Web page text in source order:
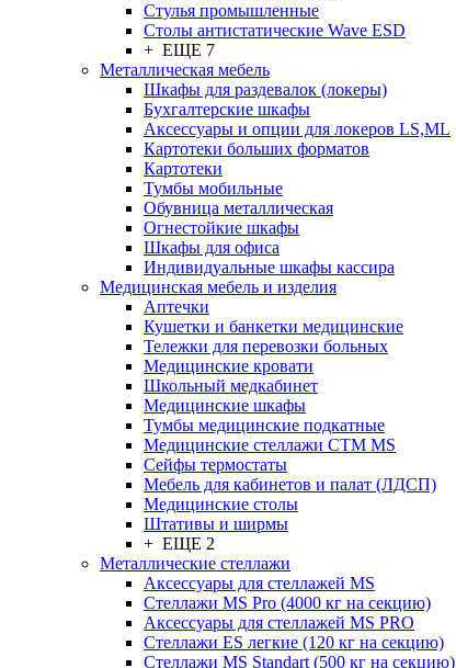
Стулья промышленные
Столы антистатические Wave ESD
+ ЕЩЕ 7
Металлическая мебель
Шкафы для раздевалок (локеры)
Бухгалтерские шкафы
Аксессуары и опции для локеров LS,ML
Картотеки больших форматов
Картотеки
Тумбы мобильные
Обувница металлическая
Огнестойкие шкафы
Шкафы для офиса
Индивидуальные шкафы кассира
Медицинская мебель и изделия
Аптечки
Кушетки и банкетки медицинские
Тележки для перевозки больных
Медицинские кровати
Школьный медкабинет
Медицинские шкафы
Тумбы медицинские подкатные
Медицинские стеллажи CTM MS
Сейфы термостаты
Мебель для кабинетов и палат (ЛДСП)
Медицинские столы
Штативы и ширмы
+ ЕЩЕ 2
Металлические стеллажи
Аксессуары для стеллажей MS
Стеллажи MS Pro (4000 кг на секцию)
Аксессуары для стеллажей MS PRO
Стеллажи ES легкие (120 кг на секцию)
Стеллажи MS Standart (500 кг на секцию)